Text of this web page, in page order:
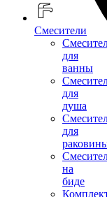
Смесители
для
ванны
для
душа
для
на
биде